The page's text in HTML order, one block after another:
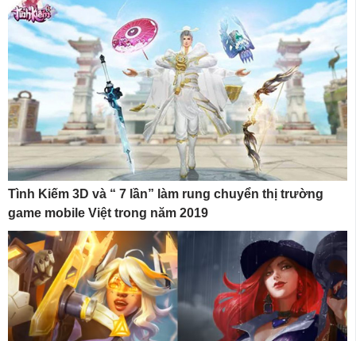
Tình Kiếm 3D và “ 7 lần” làm rung chuyển thị trường
game mobile Việt trong năm 2019